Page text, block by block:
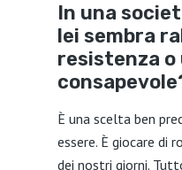
In una
lei sembra
resistenza o
È una scelta ben
essere. È giocare di
dei nostri giorni.